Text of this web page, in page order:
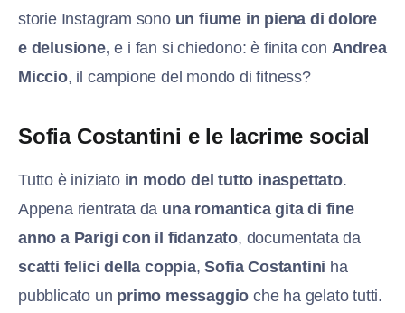
storie Instagram sono un fiume in piena di dolore
e delusione, e i fan si chiedono: è finita con Andrea
Miccio, il campione del mondo di fitness?
Sofia Costantini e le lacrime social
Tutto è iniziato in modo del tutto inaspettato.
Appena rientrata da una romantica gita di fine
anno a Parigi con il fidanzato, documentata da
scatti felici della coppia,Sofia Costantini ha
pubblicato un primo messaggio che ha gelato tutti.